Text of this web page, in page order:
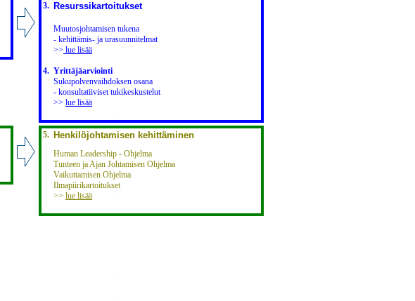
3. Resurssikartoitukset
Muutosjohtamisen tukena
- kehittämis- ja urasuunnitelmat
>> lue lisää
4. Yrittäjäarviointi
Sukupolvenvaihdoksen osana
- konsultatiiviset tukikeskustelut
>> lue lisää
5. Henkilöjohtamisen kehittäminen
Human Leadership - Ohjelma
Tunteen ja Ajan Johtamisen Ohjelma
Vaikuttamisen Ohjelma
Ilmapiirikartoitukset
>> lue lisää